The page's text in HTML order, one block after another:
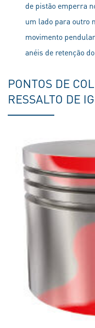
de pistão emperra
um lado para outro
movimento
anéis de retenção
PONTOS DE
RESSALTO DE